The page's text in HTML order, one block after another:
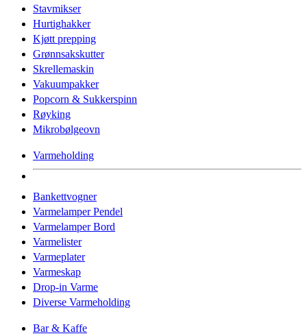
Stavmikser
Hurtighakker
Kjøtt prepping
Grønnsakskutter
Skrellemaskin
Vakuumpakker
Popcorn & Sukkerspinn
Røyking
Mikrobølgeovn
Varmeholding
Bankettvogner
Varmelamper Pendel
Varmelamper Bord
Varmelister
Varmeplater
Varmeskap
Drop-in Varme
Diverse Varmeholding
Bar & Kaffe